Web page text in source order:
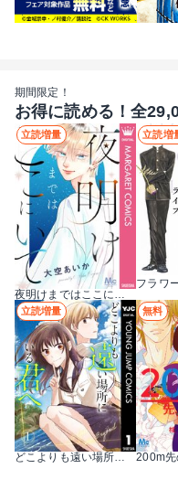
期間限定！
お得に読める！全
立読増量 立読増
立読増量 無料
200m先